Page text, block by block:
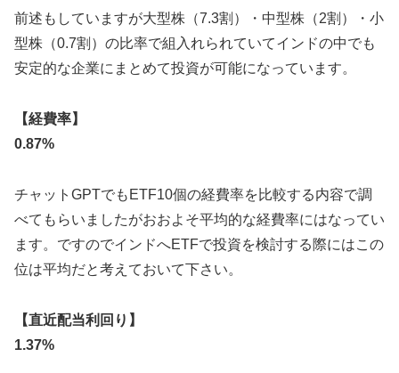
前述もしていますが大型株（7.3割）・中型株（2割）・小
型株（0.7割）の比率で組入れられていてインドの中でも
安定的な企業にまとめて投資が可能になっています。
【経費率】
0.87%
チャットGPTでもETF10個の経費率を比較する内容で調
べてもらいましたがおおよそ平均的な経費率にはなってい
ます。ですのでインドへETFで投資を検討する際にはこの
位は平均だと考えておいて下さい。
【直近配当利回り】
1.37%